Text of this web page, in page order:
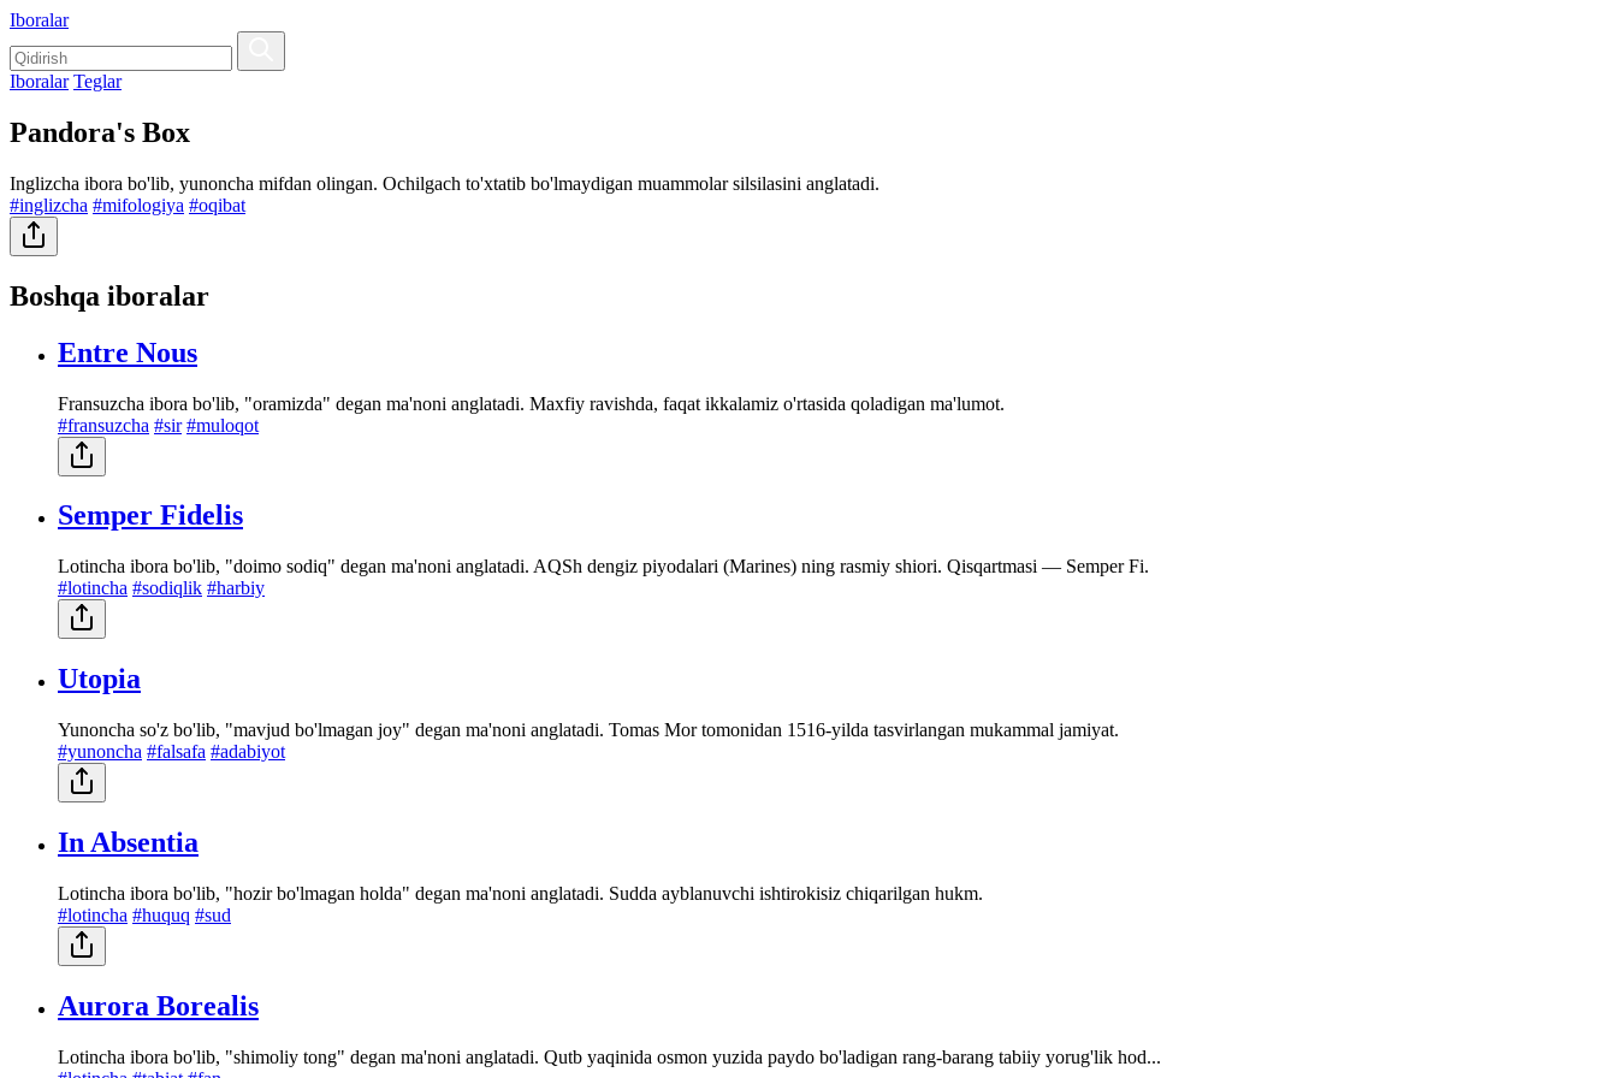
Iboralar
Iboralar Teglar
Pandora's Box
Inglizcha ibora bo'lib, yunoncha mifdan olingan. Ochilgach to'xtatib bo'lmaydigan muammolar silsilasini anglatadi.
#inglizcha #mifologiya #oqibat
Boshqa iboralar
Entre Nous
Fransuzcha ibora bo'lib, "oramizda" degan ma'noni anglatadi. Maxfiy ravishda, faqat ikkalamiz o'rtasida qoladigan ma'lumot.
#fransuzcha #sir #muloqot
Semper Fidelis
Lotincha ibora bo'lib, "doimo sodiq" degan ma'noni anglatadi. AQSh dengiz piyodalari (Marines) ning rasmiy shiori. Qisqartmasi — Semper Fi.
#lotincha #sodiqlik #harbiy
Utopia
Yunoncha so'z bo'lib, "mavjud bo'lmagan joy" degan ma'noni anglatadi. Tomas Mor tomonidan 1516-yilda tasvirlangan mukammal jamiyat.
#yunoncha #falsafa #adabiyot
In Absentia
Lotincha ibora bo'lib, "hozir bo'lmagan holda" degan ma'noni anglatadi. Sudda ayblanuvchi ishtirokisiz chiqarilgan hukm.
#lotincha #huquq #sud
Aurora Borealis
Lotincha ibora bo'lib, "shimoliy tong" degan ma'noni anglatadi. Qutb yaqinida osmon yuzida paydo bo'ladigan rang-barang tabiiy yorug'lik hod...